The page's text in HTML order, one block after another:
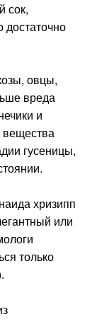
сок,
достаточно
овцы,
вреда
и
вещества
гусеницы,
хризипп
или
только